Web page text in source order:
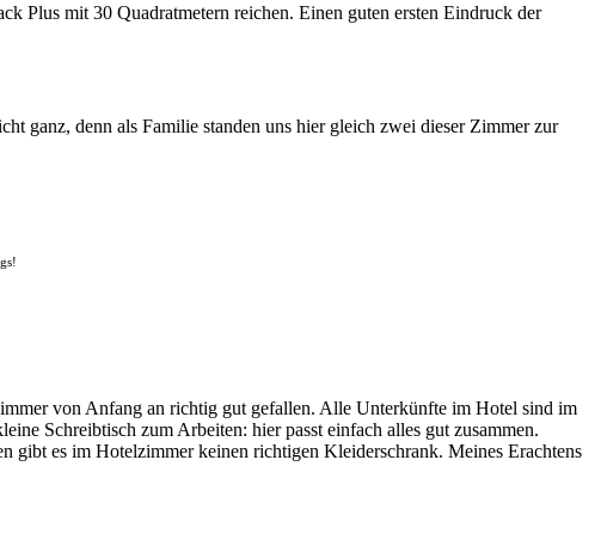
Plus mit 30 Quadratmetern reichen. Einen guten ersten Eindruck der
ganz, denn als Familie standen uns hier gleich zwei dieser Zimmer zur
von Anfang an richtig gut gefallen. Alle Unterkünfte im Hotel sind im
Schreibtisch zum Arbeiten: hier passt einfach alles gut zusammen.
gibt es im Hotelzimmer keinen richtigen Kleiderschrank. Meines Erachtens